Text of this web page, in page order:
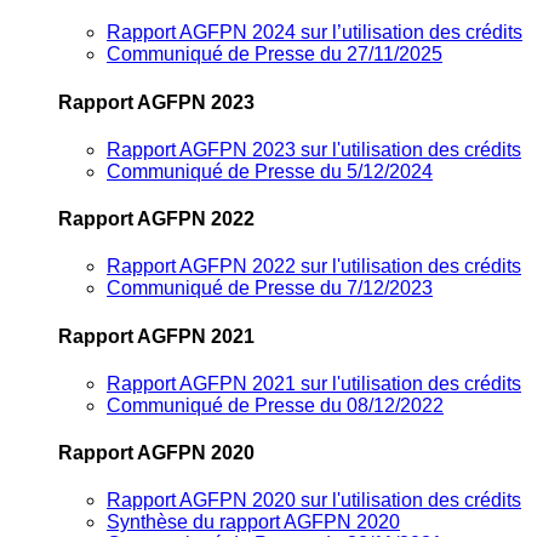
Rapport AGFPN 2024 sur l’utilisation des crédits
Communiqué de Presse du 27/11/2025
Rapport AGFPN 2023
Rapport AGFPN 2023 sur l'utilisation des crédits
Communiqué de Presse du 5/12/2024
Rapport AGFPN 2022
Rapport AGFPN 2022 sur l'utilisation des crédits
Communiqué de Presse du 7/12/2023
Rapport AGFPN 2021
Rapport AGFPN 2021 sur l'utilisation des crédits
Communiqué de Presse du 08/12/2022
Rapport AGFPN 2020
Rapport AGFPN 2020 sur l'utilisation des crédits
Synthèse du rapport AGFPN 2020